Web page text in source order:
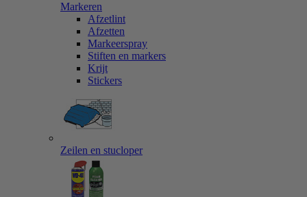
Markeren
Afzetlint
Afzetten
Markeerspray
Stiften en markers
Krijt
Stickers
Zeilen en stucloper